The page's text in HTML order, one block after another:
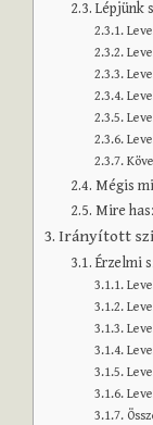
Lépjünk
Mégis
Mire
Irányított
Érzelmi